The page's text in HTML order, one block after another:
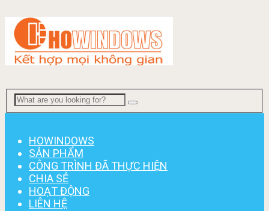
HOWINDOWS
SẢN PHẨM
CÔNG TRÌNH ĐÃ THỰC HIỆN
CHIA SẺ
HOẠT ĐỘNG
LIÊN HỆ